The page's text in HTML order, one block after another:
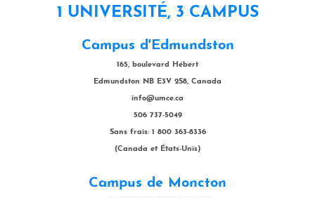
1 UNIVERSITÉ, 3 CAMPUS
Campus d'Edmundston
165, boulevard Hébert
Edmundston NB E3V 2S8, Canada
info@umce.ca
506 737-5049
Sans frais: 1 800 363-8336
(Canada et États-Unis)
Campus de Moncton